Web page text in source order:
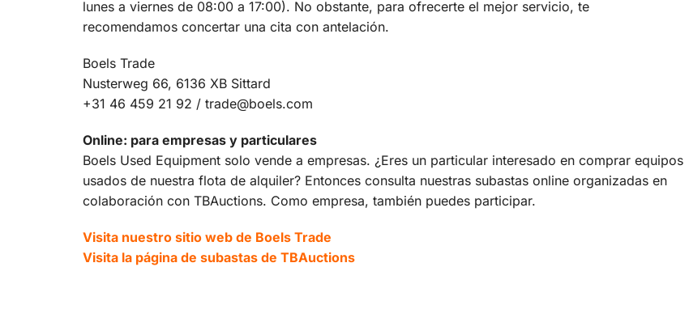
lunes a viernes de 08:00 a 17:00). No obstante, para ofrecerte el mejor servicio, te
recomendamos concertar una cita con antelación.
Boels Trade
Nusterweg 66, 6136 XB Sittard
+31 46 459 21 92 / trade@boels.com
Online: para empresas y particulares
Boels Used Equipment solo vende a empresas. ¿Eres un particular interesado en comprar equipos
usados de nuestra flota de alquiler? Entonces consulta nuestras subastas online organizadas en
colaboración con TBAuctions. Como empresa, también puedes participar.
Visita nuestro sitio web de Boels Trade
Visita la página de subastas de TBAuctions